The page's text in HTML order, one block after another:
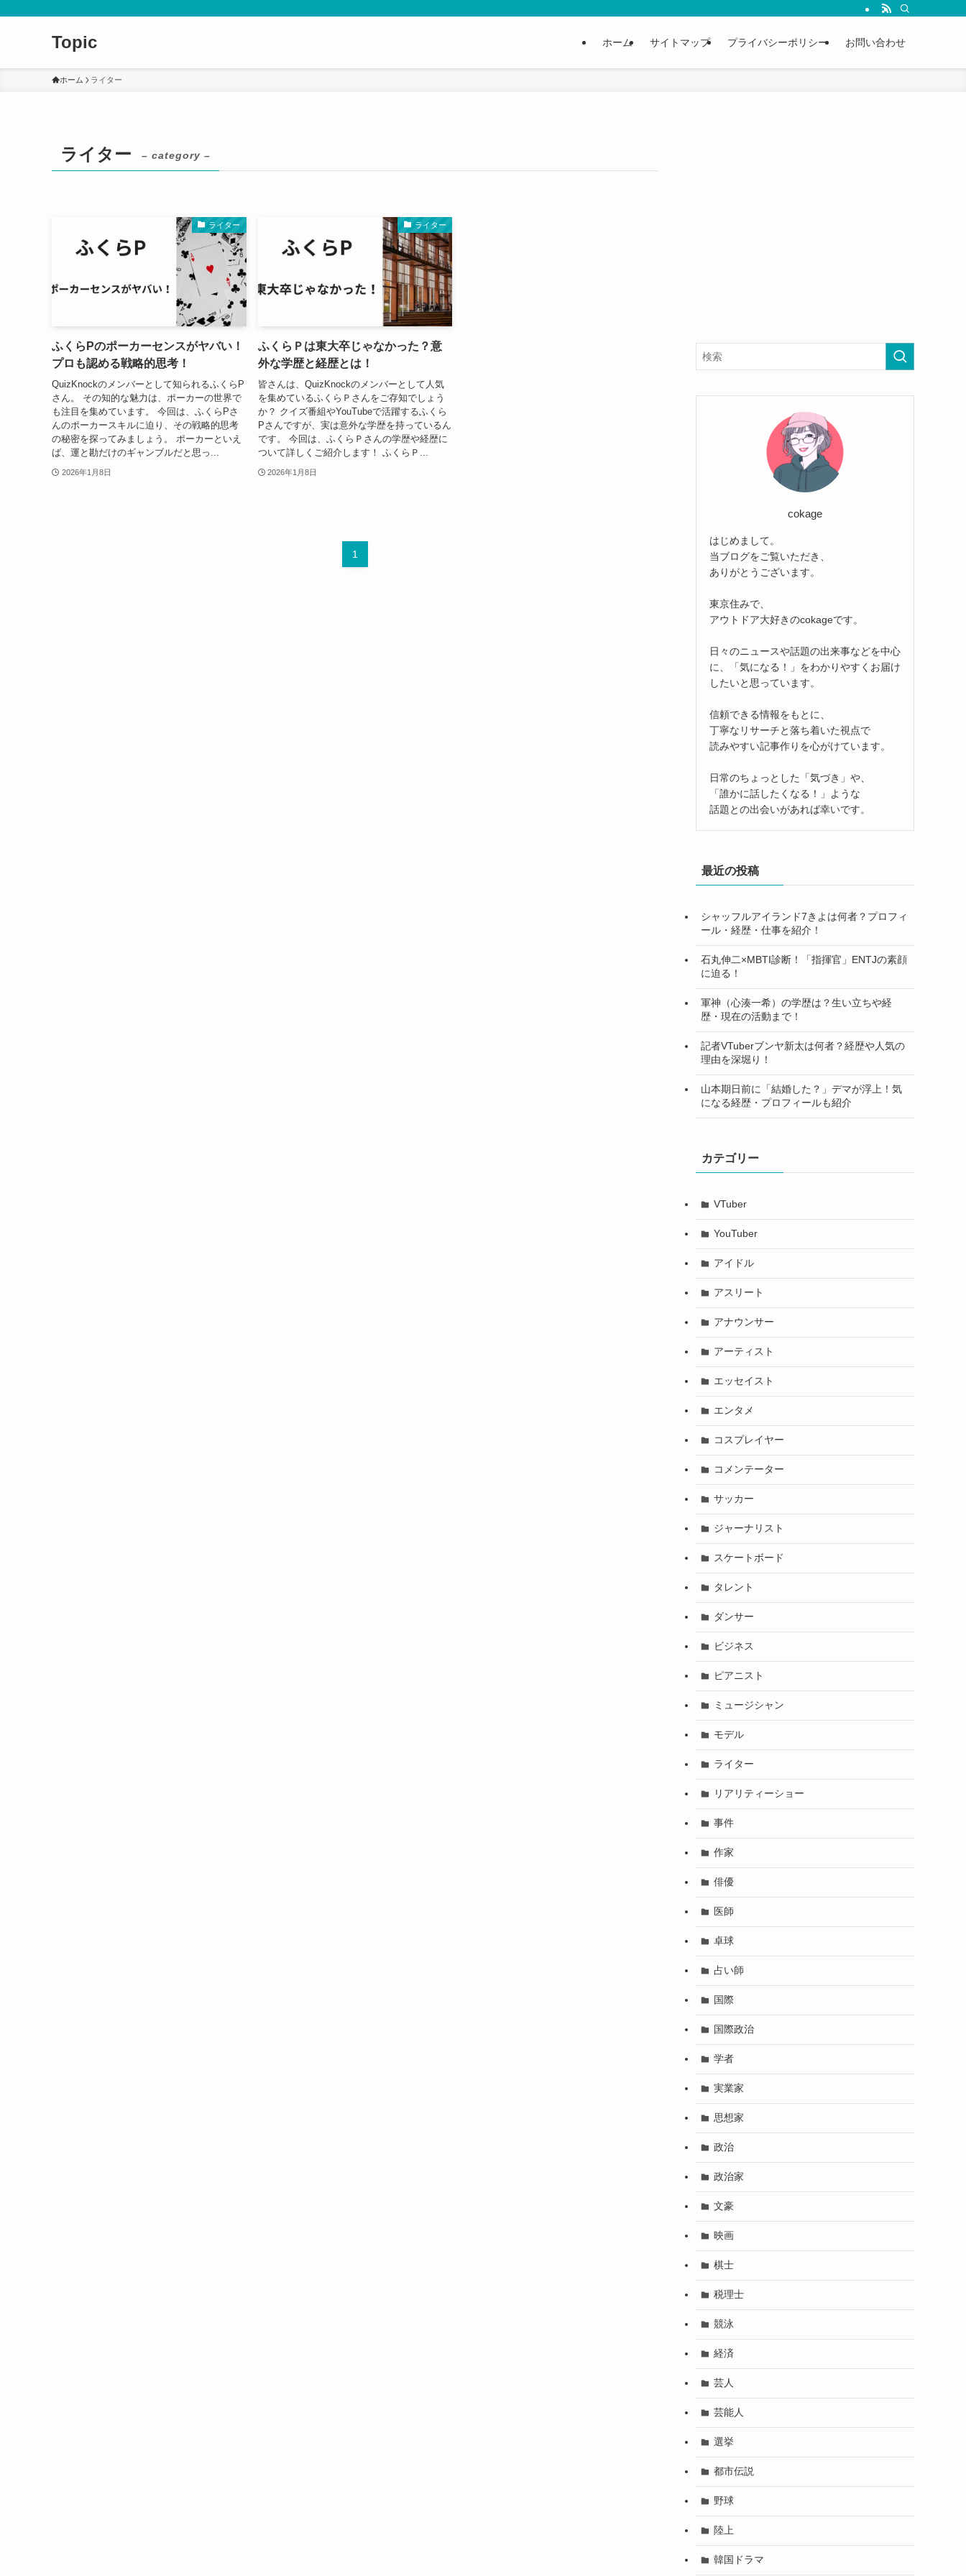
Topic ホーム サイトマップ プライバシーポリシー お問い合わせ
ホーム ライター
ライター – category –
ライター
ふくらPのポーカーセンスがヤバい！
プロも認める戦略的思考！
QuizKnockのメンバーとして知られるふくらP
さん。 その知的な魅力は、ポーカーの世界で
も注目を集めています。 今回は、ふくらPさ
んのポーカースキルに迫り、その戦略的思考
の秘密を探ってみましょう。 ポーカーといえ
ば、運と勘だけのギャンブルだと思っ...
2026年1月8日
ライター
ふくらＰは東大卒じゃなかった？意
外な学歴と経歴とは！
皆さんは、QuizKnockのメンバーとして人気
を集めているふくらＰさんをご存知でしょう
か？ クイズ番組やYouTubeで活躍するふくら
Pさんですが、実は意外な学歴を持っているん
です。 今回は、ふくらＰさんの学歴や経歴に
ついて詳しくご紹介します！ ふくらＰ...
2026年1月8日
1
cokage
はじめまして。
当ブログをご覧いただき、
ありがとうございます。
東京住みで、
アウトドア大好きのcokageです。
日々のニュースや話題の出来事などを中心
に、「気になる！」をわかりやすくお届け
したいと思っています。
信頼できる情報をもとに、
丁寧なリサーチと落ち着いた視点で
読みやすい記事作りを心がけています。
日常のちょっとした「気づき」や、
「誰かに話したくなる！」ような
話題との出会いがあれば幸いです。
最近の投稿
シャッフルアイランド7きよは何者？プロフィ
ール・経歴・仕事を紹介！
石丸伸二×MBTI診断！「指揮官」ENTJの素顔
に迫る！
軍神（心湊一希）の学歴は？生い立ちや経
歴・現在の活動まで！
記者VTuberブンヤ新太は何者？経歴や人気の
理由を深堀り！
山本期日前に「結婚した？」デマが浮上！気
になる経歴・プロフィールも紹介
カテゴリー
VTuber
YouTuber
アイドル
アスリート
アナウンサー
アーティスト
エッセイスト
エンタメ
コスプレイヤー
コメンテーター
サッカー
ジャーナリスト
スケートボード
タレント
ダンサー
ビジネス
ピアニスト
ミュージシャン
モデル
ライター
リアリティーショー
事件
作家
俳優
医師
卓球
占い師
国際
国際政治
学者
実業家
思想家
政治
政治家
文豪
映画
棋士
税理士
競泳
経済
芸人
芸能人
選挙
都市伝説
野球
陸上
韓国ドラマ